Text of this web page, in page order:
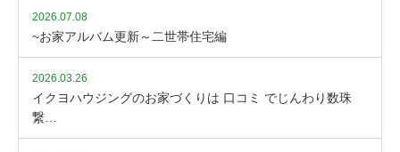
広々。奥様のセンスがひかっ
おります。玄関のシューズク
一感のある白とシックなグレ
2026.07.08
~お家アルバム更新～二世帯住宅編
2026.03.26
イクヨハウジングのお家づくりは 口コミ でじんわり数珠
繋…